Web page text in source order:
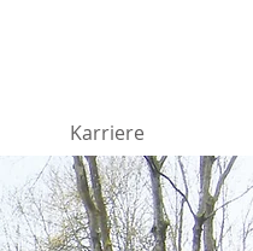
Karriere